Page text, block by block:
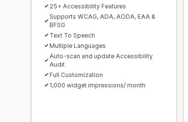
25+ Accessibility Features
Supports WCAG, ADA, AODA, EAA &
BFSG
Text To Speech
Multiple Languages
Auto-scan and update Accessibility
Audit
Full Customization
1,000 widget impressions/ month